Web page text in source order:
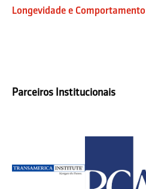
Longevidade e Comportamento
Parceiros Institucionais